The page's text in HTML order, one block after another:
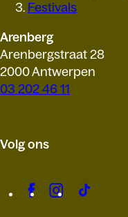
Festivals
Arenberg
Arenbergstraat 28
2000 Antwerpen
03 202 46 11
Volg ons